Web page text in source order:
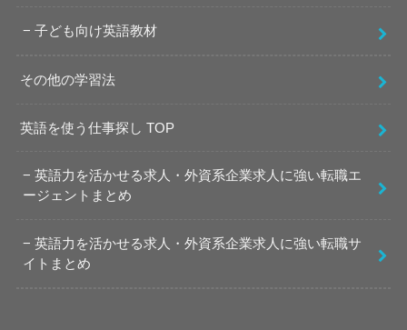
子ども向け英語教材
その他の学習法
英語を使う仕事探し TOP
英語力を活かせる求人・外資系企業求人に強い転職エ
ージェントまとめ
英語力を活かせる求人・外資系企業求人に強い転職サ
イトまとめ